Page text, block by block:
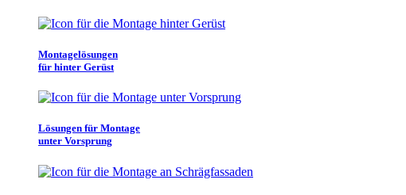
Montagelösungen
für hinter Gerüst
Lösungen für Montage
unter Vorsprung